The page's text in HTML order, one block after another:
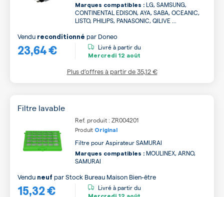
Marques compatibles : LG, SAMSUNG,
CONTINENTAL EDISON, AYA, SABA, OCEANIC,
LISTO, PHILIPS, PANASONIC, QILIVE ...
23,64 €
Vendu reconditionné par Doneo
Livré à partir du
Mercredi 12 août
Plus d’offres à partir de35,12 €
Filtre lavable
Ref. produit : ZR004201
Produit Original
Filtre pour Aspirateur SAMURAI
Marques compatibles : MOULINEX, ARNO,
SAMURAI
15,32 €
Vendu neuf parStock Bureau Maison Bien-être
Livré à partir du
Mercredi 12 août